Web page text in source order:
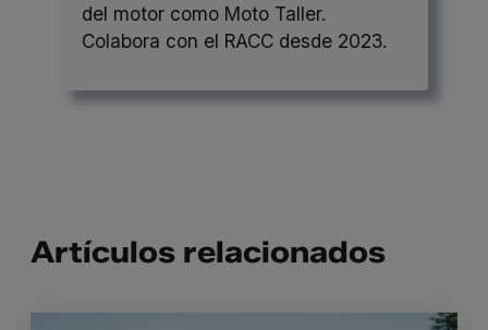
del motor como Moto Taller.
Colabora con el RACC desde 2023.
Artículos relacionados